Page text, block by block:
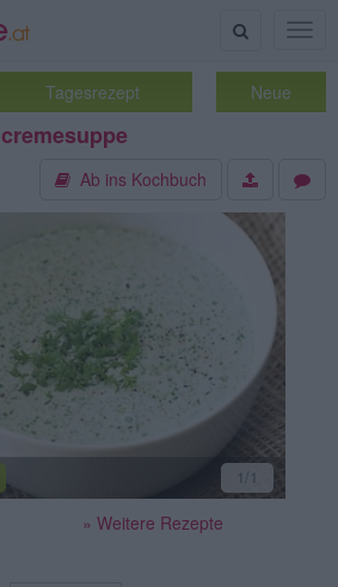
Suche
Tagesrezept Neue
Ab ins Kochbuch
1 /1
» Weitere Rezepte